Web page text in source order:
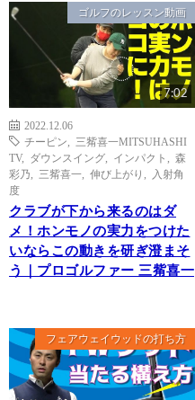
ゴルフのレッスン動画
7:02
2022.12.06
チーピン
三觜喜一MITSUHASHI
TV, ダウンスイング インパクト
森
彩乃
三觜喜一 伸び上がり
入射角
度
クラブが下から来るのはダ
メ！ホンモノの実力をつけた
いならこの動きを研ぎ澄まそ
う｜プロゴルファー 三觜喜一
フェアウェイウッドの打ち方